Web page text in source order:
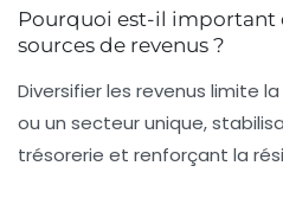
Pourquoi est-il important
sources de revenus ?
Diversifier les revenus limite
ou un secteur unique,
trésorerie et renforçant la